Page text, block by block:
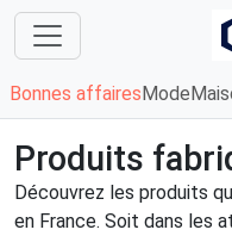
Bonnes affaires Mode
Produits
Découvrez les produits
en France. Soit dans les